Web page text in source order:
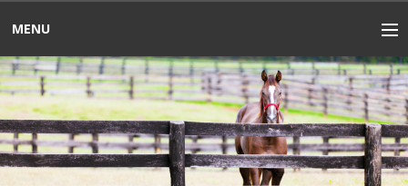
MENU
TIL HESTEN
HUND
KÆPHEST M.M
SIKKERHED